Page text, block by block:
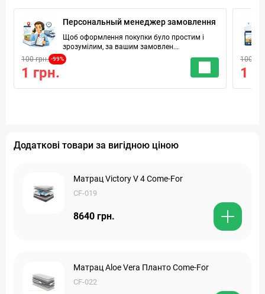
Персональный менеджер замовлення
Щоб оформлення покупки було простим і
зрозумілим, за вашим замовлен...
100 грн. -99%
1 грн.
100
1
Додаткові товари за вигідною ціною
Матрац Victory V 4 Come-For
CF-019
8640 грн.
Матрац Aloe Vera Планто Come-For
CF-022